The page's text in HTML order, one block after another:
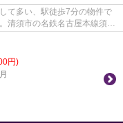
て多い、駅徒歩7分の物件で
清須市の名鉄名古屋本線須ケ
円)